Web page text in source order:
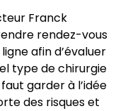
Franck
rendez-vous
afin d’évaluer
type de chirurgie
garder à l’idée
des risques et